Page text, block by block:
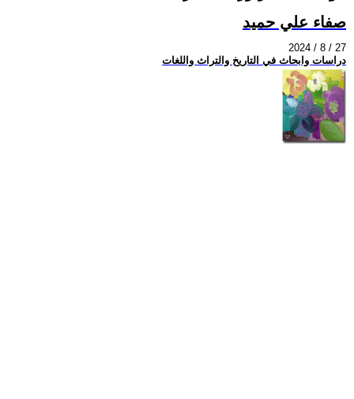
صفاء علي حميد
2024 / 8 / 27
دراسات وابحاث في التاريخ والتراث واللغات